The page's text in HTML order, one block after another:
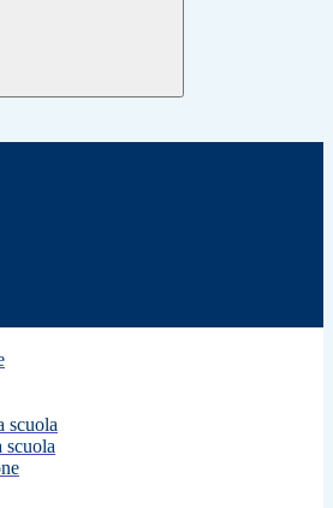
scuola
scuola